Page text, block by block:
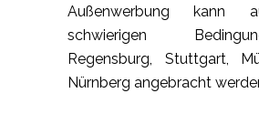
Außenwerbung kann
schwierigen
Regensburg, Stuttgart,
Nürnberg angebracht